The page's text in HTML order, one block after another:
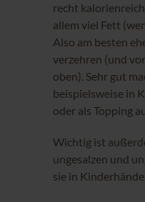
recht
allem viel Fett
Also am besten
verzehren (und
oben). Sehr gut
beispielsweise in
oder als Topping
Wichtig ist
ungesalzen und
sie in